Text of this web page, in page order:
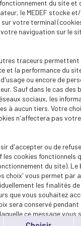
du site et
le MEDEF stocke
votre terminal
naviguation sur le
traceurs permettent
et la performance du
ou encore de
Sauf dans le cas des
sociaux, les
à aucun tiers. Votre
n'affectera pas
d'accepter ou de
les cookies fonctionnels
du site). Le
choix' vous permet par
les finalités
que vous souhaitez
sera conservé pendant
ce message vous